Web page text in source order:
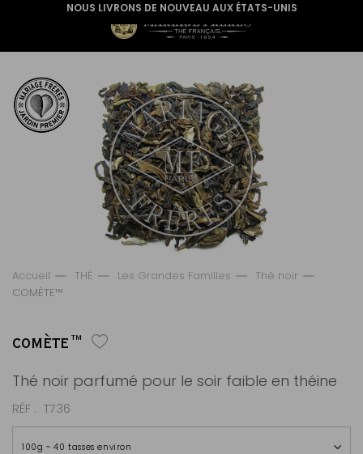
NOUS LIVRONS DE NOUVEAU AUX ÉTATS-UNIS
Accueil THÉ Les Grandes Familles
Thé noir
COMÈTE™
COMÈTE™
Thé noir parfumé pour le soir faible en théine
RÉF T736
100g ~ 40 tasses environ